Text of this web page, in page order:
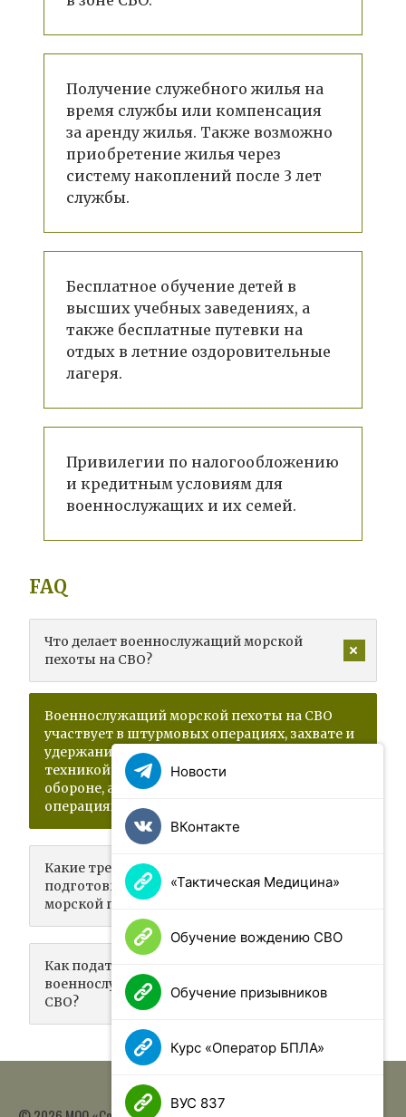
Получение служебного жилья на
время службы или компенсация
за аренду жилья. Также возможно
приобретение жилья через
систему накоплений после 3 лет
службы.
Бесплатное обучение детей в
высших учебных заведениях, а
также бесплатные путевки на
отдых в летние оздоровительные
лагеря.
Привилегии по налогообложению
и кредитным условиям для
военнослужащих и их семей.
FAQ
Что делает военнослужащий морской
пехоты на СВО?
Военнослужащий морской пехоты на СВО
участвует в штурмовых операциях, захвате и
удержании объектов, работает с военной
техникой, выполняет задачи по охране и
обороне, а также участвует в спасательных
операциях и эвакуации раненых.
Какие требования к физической
подготовке для военнослужащего
морской пехоты на СВО?
Как подать заявку на вакансию
военнослужащего морской пехоты на
СВО?
Новости
ВКонтакте
«Тактическая Медицина»
Обучение вождению СВО
Обучение призывников
Курс «Оператор БПЛА»
ВУС 837